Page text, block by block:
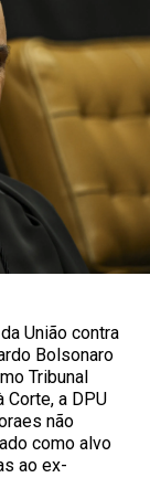
União contra
Bolsonaro
Tribunal
a DPU
não
como alvo
ao ex-